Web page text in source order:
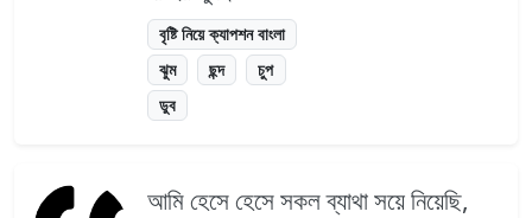
বৃষ্টি নিয়ে ক্যাপশন বাংলা
ঝুম
ছন্দ
চুপ
ডুব
আমি হেসে হেসে সকল ব্যাথা সয়ে নিয়েছি,